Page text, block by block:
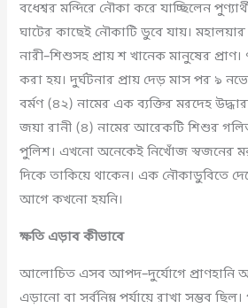
বধেশ্বর মন্দিরে নৌকা করে যাচ্ছিলেন
ঘাটের কাছেই নৌকাটি ডুবে যায়। মহালয়ার
নারী–শিশুসহ প্রায় শ খানেক মানুষের
করা হয়। দুর্ঘটনার প্রায় দেড় মাস পর ৯
বর্মণ (৪২) নামের এক ব্যক্তির মরদেহ
জয়া রানী (৪) নামের আরেকটি শিশুর
পুলিশ। এখনো অনেকেই নিখোঁজ স্বজনের
দিকে তাকিয়ে থাকেন। এক নৌকাডুবিতে
আগে কখনো হয়নি।
ক্ষতি এড়াব কীভাবে
আলোচিত এসব আপদ–দুর্যোগে প্রাণহানি
এড়ানো বা সর্বনিম্ন পর্যায়ে রাখা সম্ভব